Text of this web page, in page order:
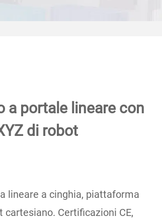
a portale lineare con
di robot
lineare a cinghia, piattaforma
Certificazioni CE,